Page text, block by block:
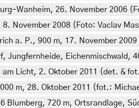
Wanheim, 26. November 2006
November 2008 (Foto: Vaclav
a. P., 900 m, 17. November
Jungfernheide, Eichenmischwald,
Licht, 2. Oktober 2011 (det. &
m, 28. Oktober 2011 (fot.:
720 m, Ortsrandlage,